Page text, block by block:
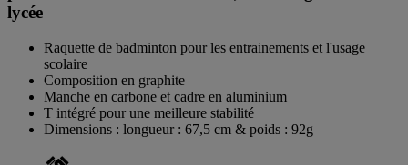
lycée
Raquette de badminton pour les entrainements et l'usage
scolaire
Composition en graphite
Manche en carbone et cadre en aluminium
T intégré pour une meilleure stabilité
Dimensions : longueur : 67,5 cm & poids : 92g